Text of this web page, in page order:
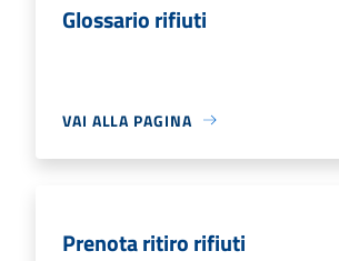
Glossario rifiuti
VAI ALLA PAGINA
Prenota ritiro rifiuti